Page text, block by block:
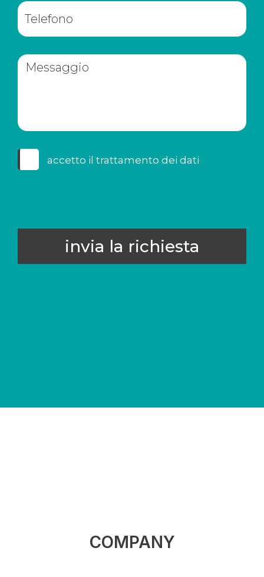
accetto il trattamento dei dati
invia la richiesta
COMPANY